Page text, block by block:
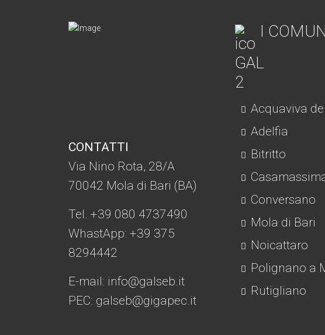
CONTATTI
Via Nino Rota, 28/A
70042 Mola di Bari (BA)
Tel. +39 080 4737490
WhastApp: +39 375
8294442
E-mail: info@galseb.it
PEC: galseb@gigapec.it
I
Acquaviva
Adelfia
Bitritto
Conversano
Mola di Bari
Noicattaro
Polignano a
Rutigliano